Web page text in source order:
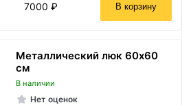
7000 ₽ В корзину
Металлический люк 60х60
см
В наличии
Нет оценок